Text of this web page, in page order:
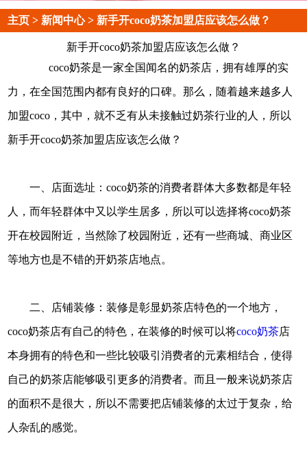
主页 > 新闻中心> 新手开coco奶茶加盟店应该怎么做？
新手开coco奶茶加盟店应该怎么做？
coco奶茶是一家全国闻名的奶茶店，拥有雄厚的实
力，在全国范围内都有良好的口碑。那么，随着越来越多人
加盟coco，其中，就不乏有从未接触过奶茶行业的人，所以
新手开coco奶茶加盟店应该怎么做？
一、店面选址：coco奶茶的消费者群体大多数都是年轻
人，而年轻群体中又以学生居多，所以可以选择将coco奶茶
开在校园附近，当然除了校园附近，还有一些商城、商业区
等地方也是不错的开奶茶店地点。
二、店铺装修：装修是彰显奶茶店特色的一个地方，
coco奶茶店有自己的特色，在装修的时候可以将coco奶茶店
本身拥有的特色和一些比较吸引消费者的元素相结合，使得
自己的奶茶店能够吸引更多的消费者。而且一般来说奶茶店
的面积不是很大，所以不需要把店铺装修的太过于复杂，给
人杂乱的感觉。